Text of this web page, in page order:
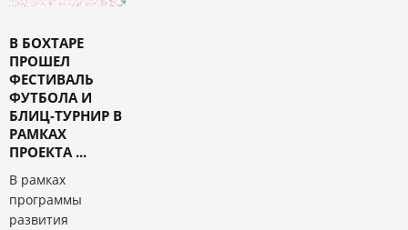
В БОХТАРЕ
ПРОШЕЛ
ФЕСТИВАЛЬ
ФУТБОЛА И
БЛИЦ-ТУРНИР В
РАМКАХ
ПРОЕКТА ...
В рамках
программы
развития